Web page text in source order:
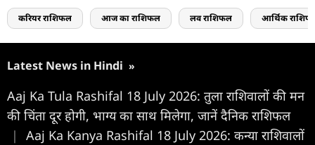
करियर राशिफल आज का राशिफल लव राशिफल आर्थिक
Latest News in Hindi »
Aaj Ka Tula Rashifal 18 July 2026: तुला राशिवालों की मन
की चिंता दूर होगी, भाग्य का साथ मिलेगा, जानें दैनिक राशिफल
|
Aaj Ka Kanya Rashifal 18 July 2026: कन्या राशिवालों